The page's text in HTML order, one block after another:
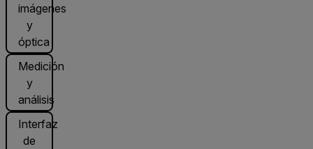
imágenes
y
óptica
Medición
y
análisis
Interfaz
de